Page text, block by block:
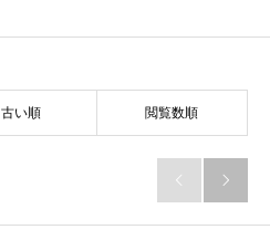
古い順 閲覧数順
 